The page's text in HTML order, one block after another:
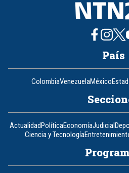
País
ColombiaVenezuelaMéxico
ActualidadPolíticaEconomíaJudicial
Ciencia y Tecnología